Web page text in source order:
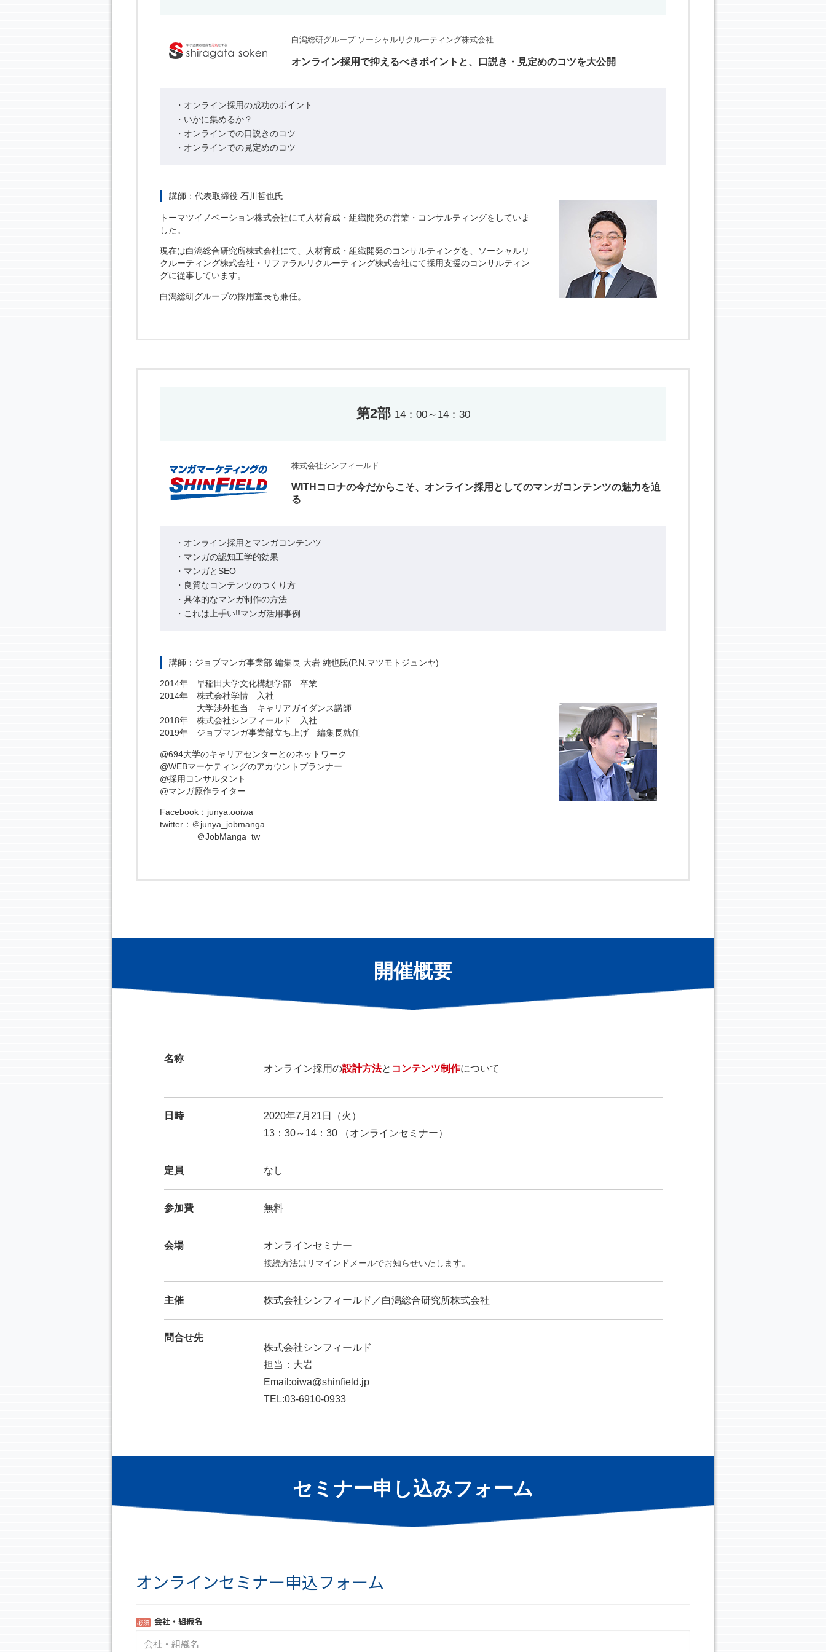
白潟総研グループ ソーシャルリクルーティング株式会社
オンライン採用で抑えるべきポイントと、口説き・見定めのコツを大公開
・オンライン採用の成功のポイント
・いかに集めるか？
・オンラインでの口説きのコツ
・オンラインでの見定めのコツ
講師：代表取締役 石川哲也氏
トーマツイノベーション株式会社にて人材育成・組織開発の営業・コンサルティングをしていま
した。
現在は白潟総合研究所株式会社にて、人材育成・組織開発のコンサルティングを、ソーシャルリ
クルーティング株式会社・リファラルリクルーティング株式会社にて採用支援のコンサルティン
グに従事しています。
白潟総研グループの採用室長も兼任。
第2部 14：00～14：30
株式会社シンフィールド
WITHコロナの今だからこそ、オンライン採用としてのマンガコンテンツの魅力を迫
る
・オンライン採用とマンガコンテンツ
・マンガの認知工学的効果
・マンガとSEO
・良質なコンテンツのつくり方
・具体的なマンガ制作の方法
・これは上手い!!マンガ活用事例
講師：ジョブマンガ事業部 編集長 大岩 純也氏(P.N.マツモトジュンヤ)
2014年 早稲田大学文化構想学部 卒業
2014年 株式会社学情 入社
大学渉外担当 キャリアガイダンス講師
2018年 株式会社シンフィールド 入社
2019年 ジョブマンガ事業部立ち上げ 編集長就任
@694大学のキャリアセンターとのネットワーク
@WEBマーケティングのアカウントプランナー
@採用コンサルタント
@マンガ原作ライター
Facebook：junya.ooiwa
twitter：＠junya_jobmanga
＠JobManga_tw
開催概要
名称
オンライン採用の設計方法と コンテンツ制作について
日時
2020年7月21日（火）
13：30～14：30 （オンラインセミナー）
定員 なし
参加費 無料
会場 オンラインセミナー
接続方法はリマインドメールでお知らせいたします。
主催 株式会社シンフィールド／白潟総合研究所株式会社
問合せ先
株式会社シンフィールド
担当：大岩
Email:oiwa@shinfield.jp
TEL:03-6910-0933
セミナー申し込みフォーム